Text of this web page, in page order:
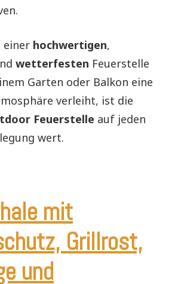
einer hochwertigen,
wetterfesten Feuerstelle
Garten oder Balkon eine
verleiht, ist die
Feuerstelle auf jeden
wert.
mit
Grillrost,
und